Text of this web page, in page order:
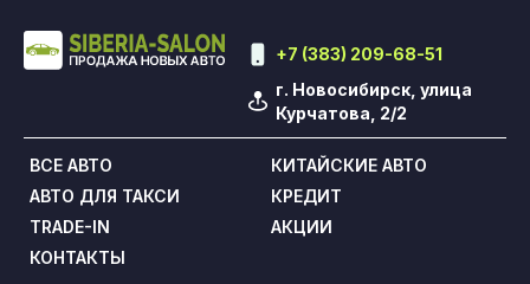
+7 (383) 209-68-51
г. Новосибирск, улица
Курчатова, 2/2
ВСЕ АВТО
КИТАЙСКИЕ АВТО
АВТО ДЛЯ ТАКСИ
КРЕДИТ
TRADE-IN
АКЦИИ
КОНТАКТЫ